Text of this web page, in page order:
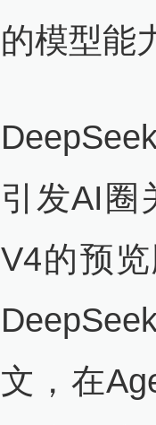
的模型能
引发AI圈
V4的预
文，在